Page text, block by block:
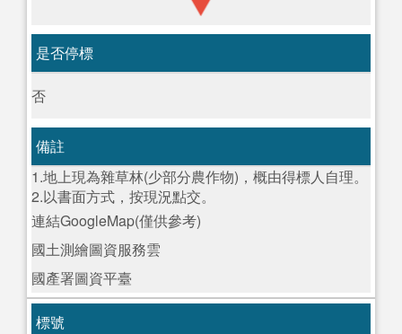
是否停標
否
備註
1.地上現為雜草林(少部分農作物)，概由得標人自理。
2.以書面方式，按現況點交。
連結GoogleMap(僅供參考)
國土測繪圖資服務雲
國產署圖資平臺
標號